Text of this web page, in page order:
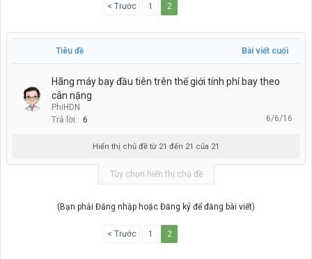
< Trước 1 2
Tiêu đề Bài viết cuối
Hãng máy bay đầu tiên trên thế giới tính phí bay theo
cân nặng
PhiHDN
Trả lời:
6 6/6/16
Hiển thị chủ đề từ 21 đến 21 của 21
Tùy chọn hiển thị chủ đề
(Bạn phải Đăng nhập hoặc Đăng ký để đăng bài viết)
< Trước 1 2